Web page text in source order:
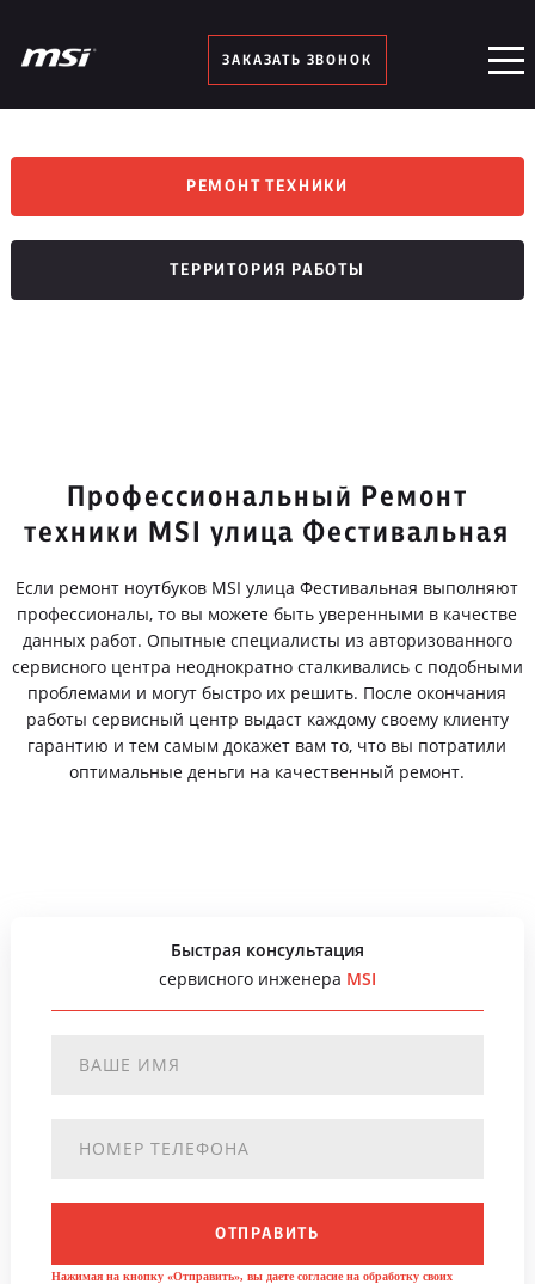
ЗАКАЗАТЬ ЗВОНОК
РЕМОНТ ТЕХНИКИ
ТЕРРИТОРИЯ РАБОТЫ
Профессиональный Ремонт
техники MSI улица Фестивальная
Если ремонт ноутбуков MSI улица Фестивальная выполняют
профессионалы, то вы можете быть уверенными в качестве
данных работ. Опытные специалисты из авторизованного
сервисного центра неоднократно сталкивались с подобными
проблемами и могут быстро их решить. После окончания
работы сервисный центр выдаст каждому своему клиенту
гарантию и тем самым докажет вам то, что вы потратили
оптимальные деньги на качественный ремонт.
Быстрая консультация
сервисного инженера MSI
ОТПРАВИТЬ
Нажимая на кнопку «Отправить», вы даете согласие на обработку своих